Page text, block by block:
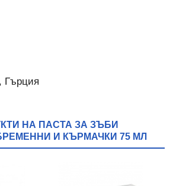
Гърция
НА ПАСТА ЗА ЗЪБИ
И КЪРМАЧКИ 75 МЛ